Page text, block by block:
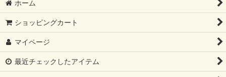
ホーム
ショッピングカート
マイページ
最近チェックしたアイテム